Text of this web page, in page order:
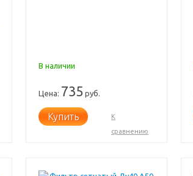
В наличии
Цена: 735 руб.
Купить
К
сравнению